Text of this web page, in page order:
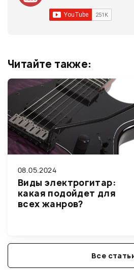
Читайте также:
08.05.2024
Виды электрогитар:
какая подойдет для
всех жанров?
Все